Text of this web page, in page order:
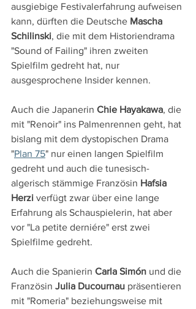
ausgiebige Festivalerfahrung aufweisen
kann, dürften die Deutsche Mascha
Schilinski, die mit dem Historiendrama
"Sound of Failing" ihren zweiten
Spielfilm gedreht hat, nur
ausgesprochene Insider kennen.
Auch die Japanerin Chie Hayakawa, die
mit "Renoir" ins Palmenrennen geht, hat
bislang mit dem dystopischen Drama
"Plan 75" nur einen langen Spielfilm
gedreht und auch die tunesisch-
algerisch stämmige Französin Hafsia
Herzi verfügt zwar über eine lange
Erfahrung als Schauspielerin, hat aber
vor "La petite derniére" erst zwei
Spielfilme gedreht.
Auch die Spanierin Carla Simón und die
Französin Julia Ducournau präsentieren
mit "Romeria" beziehungsweise mit